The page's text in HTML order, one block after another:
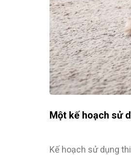
Một kế hoạch sử
Kế hoạch sử dụng